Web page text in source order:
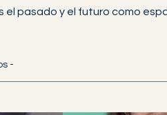
pasado y el futuro como
-